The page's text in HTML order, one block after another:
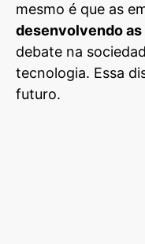
mesmo é que as
desenvolvendo
debate na
tecnologia. Essa
futuro.